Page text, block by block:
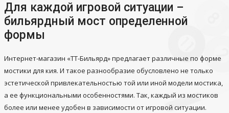
Для каждой игровой ситуации –
бильярдный мост определенной
формы
Интернет-магазин «ТТ-Бильярд» предлагает различные по форме
мостики для кия. И такое разнообразие обусловлено не только
эстетической привлекательностью той или иной модели мостика,
а ее функциональными особенностями. Так, каждый из мостиков
более или менее удобен в зависимости от игровой ситуации.